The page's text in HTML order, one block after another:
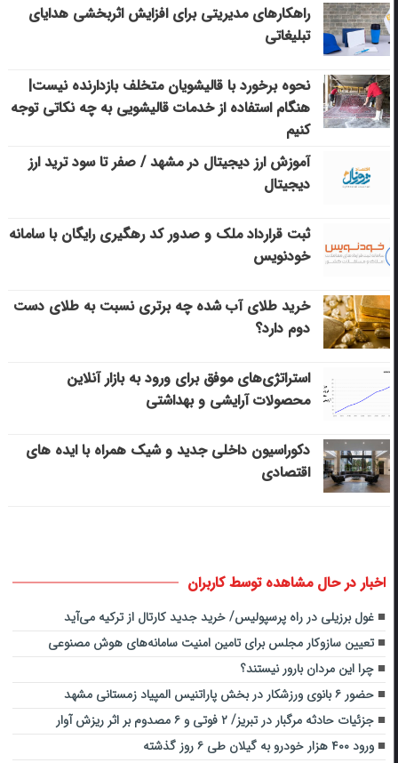
راهکارهای مدیریتی برای افزایش اثربخشی هدایای
تبلیغاتی
نحوه برخورد با قالیشویان متخلف بازدارنده نیست|
هنگام استفاده از خدمات قالیشویی به چه نکاتی توجه
کنیم
آموزش ارز دیجیتال در مشهد / صفر تا سود ترید ارز
دیجیتال
ثبت قرارداد ملک و صدور کد رهگیری رایگان با سامانه
خودنویس
خرید طلای آب شده چه برتری نسبت به طلای دست
دوم دارد؟
استراتژی‌های موفق برای ورود به بازار آنلاین
محصولات آرایشی و بهداشتی
دکوراسیون داخلی جدید و شیک همراه با ایده های
اقتصادی
اخبار در حال مشاهده توسط کاربران
غول برزیلی در راه پرسپولیس/ خرید جدید کارتال از ترکیه می‌آید
تعیین سازوکار مجلس برای تامین امنیت سامانه‌های هوش مصنوعی
چرا این مردان بارور نیستند؟
حضور ۶ بانوی ورزشکار در بخش پاراتنیس المپیاد زمستانی مشهد
جزئیات حادثه مرگبار در تبریز/ ۲ فوتی و ۶ مصدوم بر اثر ریزش آوار
ورود ۴۰۰ هزار خودرو به گیلان طی ۶ روز گذشته